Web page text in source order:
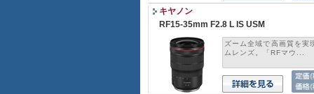
キヤノン
RF15-35mm F2.8 L IS USM
ズーム全域で高画質を
ムレンズ。「RFマウ...